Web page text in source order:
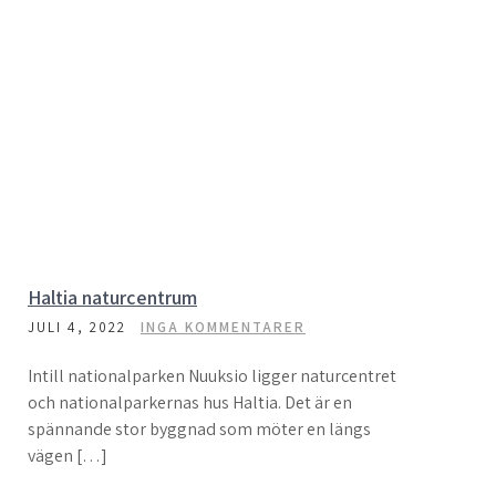
Haltia naturcentrum
JULI 4, 2022 INGA KOMMENTARER
Intill nationalparken Nuuksio ligger naturcentret
och nationalparkernas hus Haltia. Det är en
spännande stor byggnad som möter en längs
vägen […]